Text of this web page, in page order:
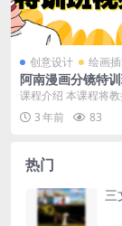
创意设计 绘画
阿南漫画分镜特
课程介绍 本课程将
基本原理和技巧，从
让你学会如何将故事...
3 年前 83
热门
三